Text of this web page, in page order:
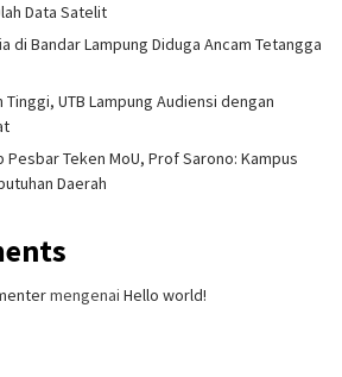
Data Satelit
di Bandar Lampung Diduga Ancam Tetangga
UTB Lampung Audiensi dengan
Pesbar Teken MoU, Prof Sarono: Kampus
Daerah
mengenai Hello world!